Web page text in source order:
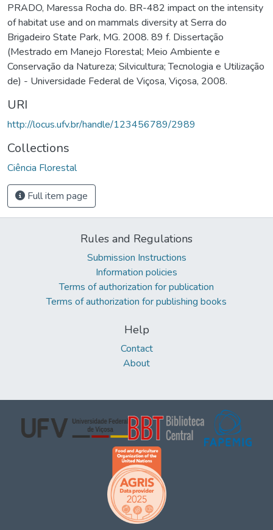
PRADO, Maressa Rocha do. BR-482 impact on the intensity
of habitat use and on mammals diversity at Serra do
Brigadeiro State Park, MG. 2008. 89 f. Dissertação
(Mestrado em Manejo Florestal; Meio Ambiente e
Conservação da Natureza; Silvicultura; Tecnologia e Utilização
de) - Universidade Federal de Viçosa, Viçosa, 2008.
URI
http://locus.ufv.br/handle/123456789/2989
Collections
Ciência Florestal
Full item page
Rules and Regulations
Submission Instructions
Information policies
Terms of authorization for publication
Terms of authorization for publishing books
Help
Contact
About